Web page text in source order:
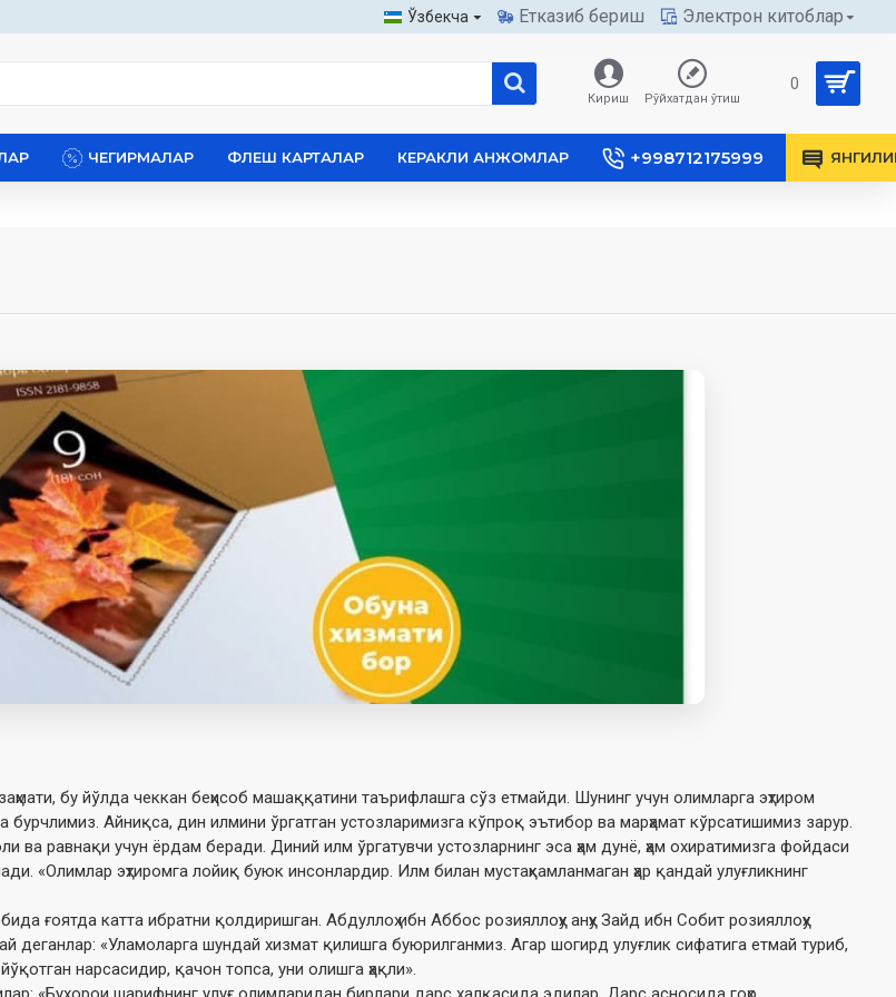
Ўзбекча Етказиб бериш Электрон китоблар
Кириш Рўйхатдан ўтиш
0
ЧЕГИРМАЛАР ФЛЕШ КАРТАЛАР КЕРАКЛИ АНЖОМЛАР +998712175999
бу йўлда чеккан беҳисоб машаққатини таърифлашга сўз етмайди. Шунинг учун олимларга эҳтиром
Айниқса, дин илмини ўргатган устозларимизга кўпроқ эътибор ва марҳамат кўрсатишимиз зарур.
ва равнақи учун ёрдам беради. Диний илм ўргатувчи устозларнинг эса ҳам дунё, ҳам охиратимизга фойдаси
«Олимлар эҳтиромга лойиқ буюк инсонлардир. Илм билан мустаҳкамланмаган ҳар қандай улуғликнинг
ғоятда катта ибратни қолдиришган. Абдуллоҳ ибн Аббос розияллоҳу анҳу Зайд ибн Собит розияллоҳу
деганлар: «Уламоларга шундай хизмат қилишга буюрилганмиз. Агар шогирд улуғлик сифатига етмай туриб,
нарсасидир, қачон топса, уни олишга ҳақли».